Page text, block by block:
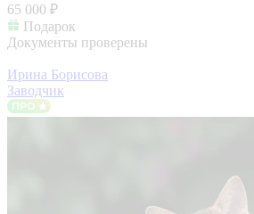
65 000 ₽
Подарок
Документы проверены
Ирина Борисова
Заводчик